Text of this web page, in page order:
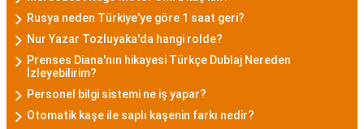
Rusya neden Türkiye'ye göre 1 saat geri?
Nur Yazar Tozluyaka'da hangi rolde?
Prenses Diana'nın hikayesi Türkçe Dublaj Nereden
İzleyebilirim?
Personel bilgi sistemi ne iş yapar?
Otomatik kaşe ile saplı kaşenin farkı nedir?